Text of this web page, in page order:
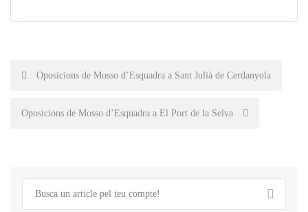
Post
navigation
Oposicions de Mosso d’Esquadra a Sant Julià de Cerdanyola
Oposicions de Mosso d’Esquadra a El Port de la Selva